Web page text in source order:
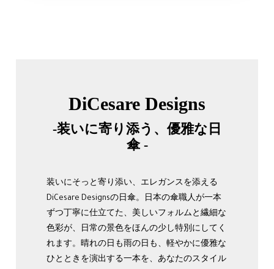
DiCesare Designs
-装いに寄り添う、優雅な日
傘 -
装いにそっと寄り添い、エレガンスを添える
DiCesare Designsの日傘。日本の傘職人が一本
ずつ丁寧に仕立てた、美しいフォルムと繊細な
色彩が、日常の景色をほんの少し特別にしてく
れます。晴れの日も雨の日も、軽やかに優雅な
ひとときを演出する一本を、あなたのスタイル